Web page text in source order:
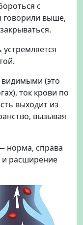
с
говорили выше,
видимыми (это
ток крови по
выходит из
вызывая
норма, справа
расширение